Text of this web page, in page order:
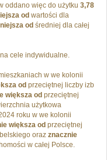
oddano więc do użytku 3,78
od wartości dla
od średniej dla całej
cele indywidualne.
w we kolonii
od przeciętnej liczby izb
większa od przeciętnej
użytkowa
roku w we kolonii
większa od przeciętnej
oraz znacznie
w całej Polsce.